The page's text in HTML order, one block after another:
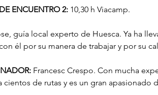
ENCUENTRO 2: 10,30 h Viacamp.
guía local experto de Huesca. Ya ha
él por su manera de trabajar y por su
Francesc Crespo. Con mucha
cientos de rutas y es un gran apasionado